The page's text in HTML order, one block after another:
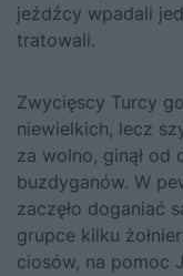
jeźdźcy wpadali
tratowali.
Zwycięscy Turcy
niewielkich, lecz
za wolno, ginął od
buzdyganów. W
zaczęło doganiać
grupce kilku
ciosów, na pomoc